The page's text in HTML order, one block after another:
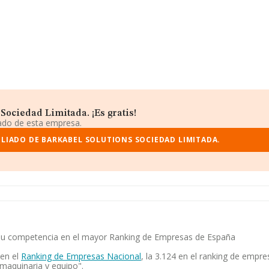
Limitada. ¡Es gratis!
de esta empresa.
DE BARKABEL SOLUTIONS SOCIEDAD LIMITADA.
en el mayor Ranking de Empresas de España
el Ranking de Empresas Nacional, la 3.124 en el ranking de
y equipo".